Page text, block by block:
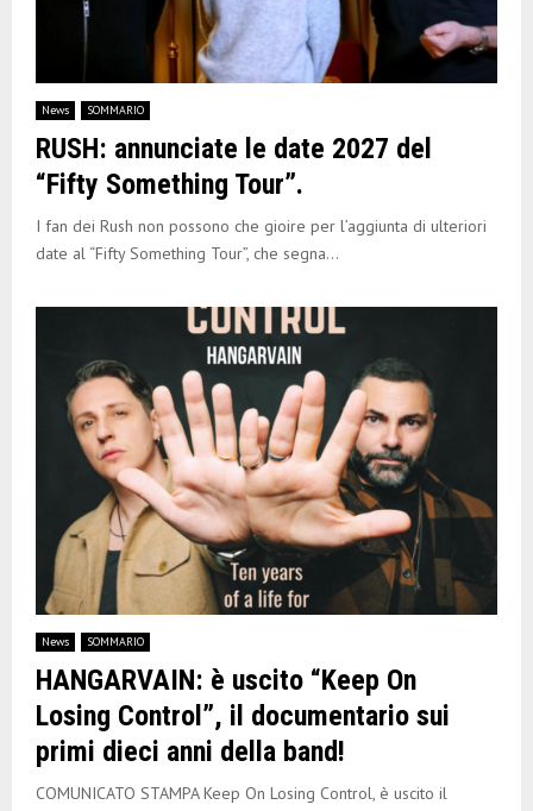
News SOMMARIO
RUSH: annunciate le date 2027 del
“Fifty Something Tour”.
I fan dei Rush non possono che gioire per l’aggiunta di ulteriori
date al “Fifty Something Tour”, che segna...
News SOMMARIO
HANGARVAIN: è uscito “Keep On
Losing Control”, il documentario sui
primi dieci anni della band!
COMUNICATO STAMPA Keep On Losing Control, è uscito il